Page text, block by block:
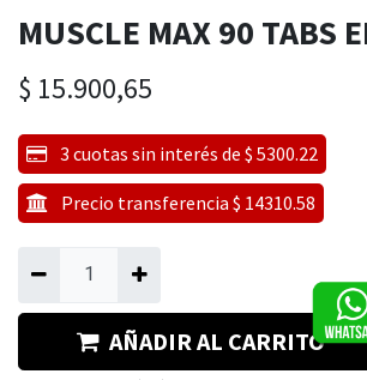
MUSCLE MAX 90 TABS
$ 15.900,65
3 cuotas sin interés de $ 5300.22
Precio transferencia $ 14310.58
AÑADIR AL CARRITO